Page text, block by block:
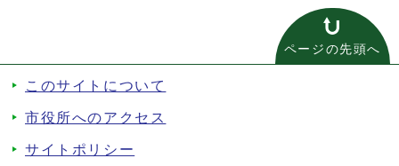
ページの先頭へ
このサイトについて
市役所へのアクセス
サイトポリシー